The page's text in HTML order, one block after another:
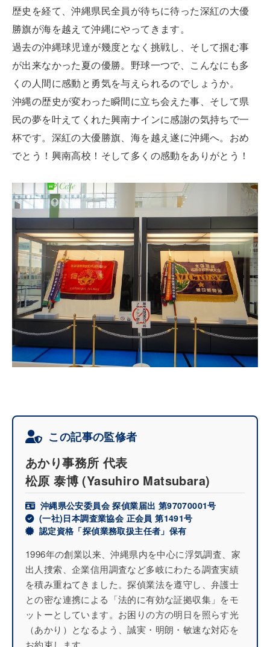
歴史を経て、沖縄県民全員が待ちに待った深紅の大優
勝旗が海を越えて沖縄にやってきます。
過去の沖縄球児達が幾度となく挑戦し、そして掴む事
が出来なかった夏の優勝。野球一つで、こんなにも多
くの人間に感動と勇気を与えられるのでしょうか。
沖縄の歴史が変わった瞬間に立ち会えた事、そして県
民の夢を叶えてくれた興南ナインに感謝の気持ちで一
杯です。深紅の大優勝旗、海を越え遂に沖縄へ。おめ
でとう！興南高校！そして多くの感動をありがとう！
この記事の監修者
あかり事務所 代表
松原 泰博(Yasuhiro Matsubara)
沖縄県公安委員会 探偵業届出 第97070001号
(一社)日本調査業協会 正会員 第1491号
認定資格「探偵業務取扱主任者」保有
1996年の創業以来、沖縄県内を中心に浮気調査、家
出人捜索、企業信用調査など多岐にわたる調査実績
を積み重ねてきました。探偵業法を遵守し、弁護士
との密な連携による「法的に有効な証拠収集」をモ
ットーとしています。お困りの方の明日を照らす光
（あかり）となるよう、誠実・明朗・敏速な対応を
お約束します。